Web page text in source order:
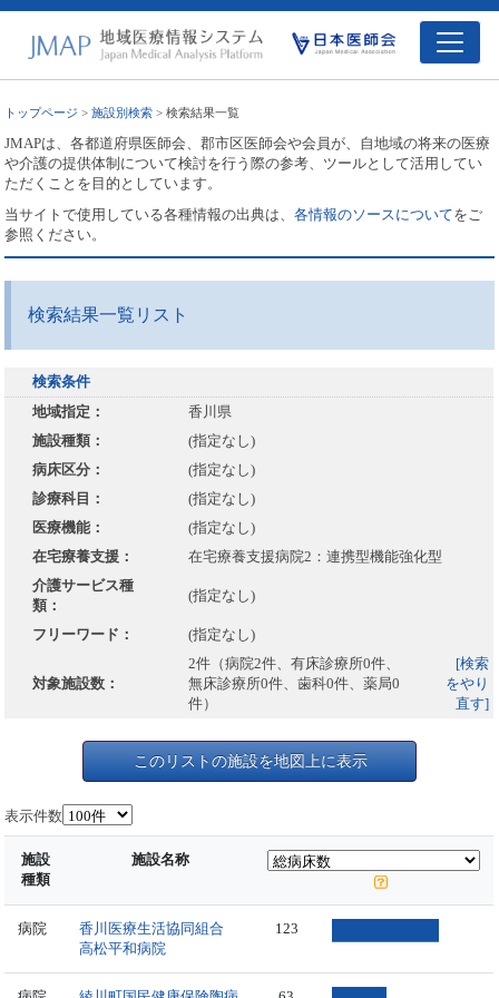
トップページ >施設別検索 > 検索結果一覧
JMAPは、各都道府県医師会、郡市区医師会や会員が、自地域の将来の医療
や介護の提供体制について検討を行う際の参考、ツールとして活用してい
ただくことを目的としています。
当サイトで使用している各種情報の出典は、各情報のソースについてをご
参照ください。
検索結果一覧リスト
検索条件
地域指定：
香川県
施設種類：
(指定なし)
病床区分：
(指定なし)
診療科目：
(指定なし)
医療機能：
(指定なし)
在宅療養支援：
在宅療養支援病院2：連携型機能強化型
介護サービス種
類：
(指定なし)
フリーワード： (指定なし)
対象施設数：
2件（病院2件、有床診療所0件、
無床診療所0件、歯科0件、薬局0
件）
[検索
をやり
直す]
このリストの施設を地図上に表示
表示件数
施設
種類
施設名称
病院
香川医療生活協同組合
高松平和病院
123